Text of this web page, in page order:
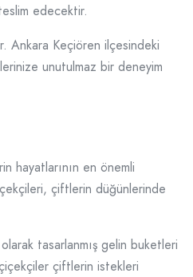
edecektir.
Ankara Keçiören ilçesindeki
unutulmaz bir deneyim
hayatlarının en önemli
çiftlerin düğünlerinde
tasarlanmış gelin buketleri
çiftlerin istekleri